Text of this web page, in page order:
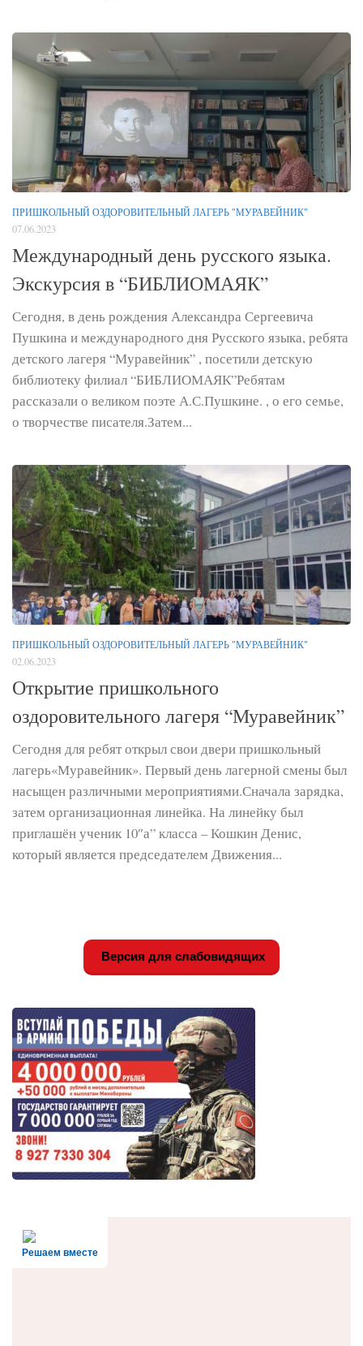
ПРИШКОЛЬНЫЙ ОЗДОРОВИТЕЛЬНЫЙ ЛАГЕРЬ "МУРАВЕЙНИК"
07.06.2023
Международный день русского языка.
Экскурсия в “БИБЛИОМАЯК”
Сегодня, в день рождения Александра Сергеевича
Пушкина и международного дня Русского языка, ребята
детского лагеря “Муравейник” , посетили детскую
библиотеку филиал “БИБЛИОМАЯК”Ребятам
рассказали о великом поэте А.С.Пушкине. , о его семье,
о творчестве писателя.Затем...
ПРИШКОЛЬНЫЙ ОЗДОРОВИТЕЛЬНЫЙ ЛАГЕРЬ "МУРАВЕЙНИК"
02.06.2023
Открытие пришкольного
оздоровительного лагеря “Муравейник”
Сегодня для ребят открыл свои двери пришкольный
лагерь«Муравейник». Первый день лагерной смены был
насыщен различными мероприятиями.Сначала зарядка,
затем организационная линейка. На линейку был
приглашён ученик 10″а” класса – Кошкин Денис,
который является председателем Движения...
Версия для слабовидящих
Решаем вместе